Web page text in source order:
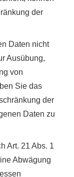
der
Daten nicht
Ausübung,
von
Sie das
der
Daten zu
Art. 21 Abs. 1
Abwägung